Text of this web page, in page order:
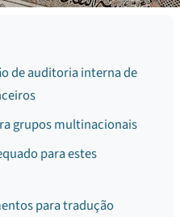
de auditoria interna de
grupos multinacionais
para estes
para tradução